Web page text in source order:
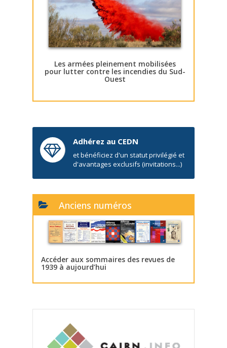
Les armées pleinement mobilisées
pour lutter contre les incendies du Sud-
Ouest
Adhérez au CEDN
et bénéficiez d'un statut privilégié et
d'avantages exclusifs (invitations...)
Anciens numéros
Accéder aux sommaires des revues de
1939 à aujourd’hui